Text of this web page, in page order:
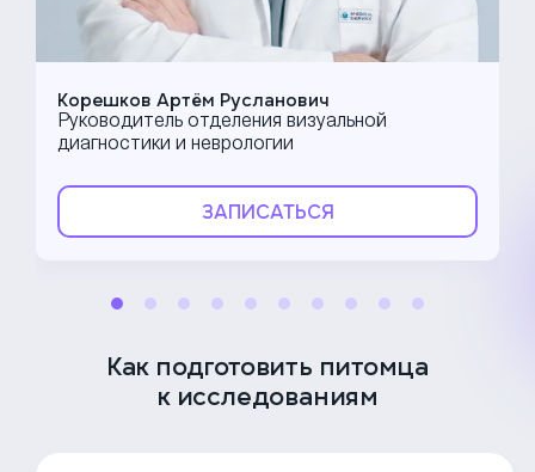
Корешков Артём Русланович
Руководитель отделения визуальной
диагностики и неврологии
ЗАПИСАТЬСЯ
Как подготовить питомца
к исследованиям